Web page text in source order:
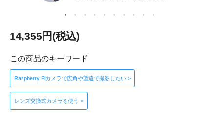
14,355円(税込)
この商品のキーワード
Raspberry Piカメラで広角や望遠で撮影したい >
レンズ交換式カメラを使う >